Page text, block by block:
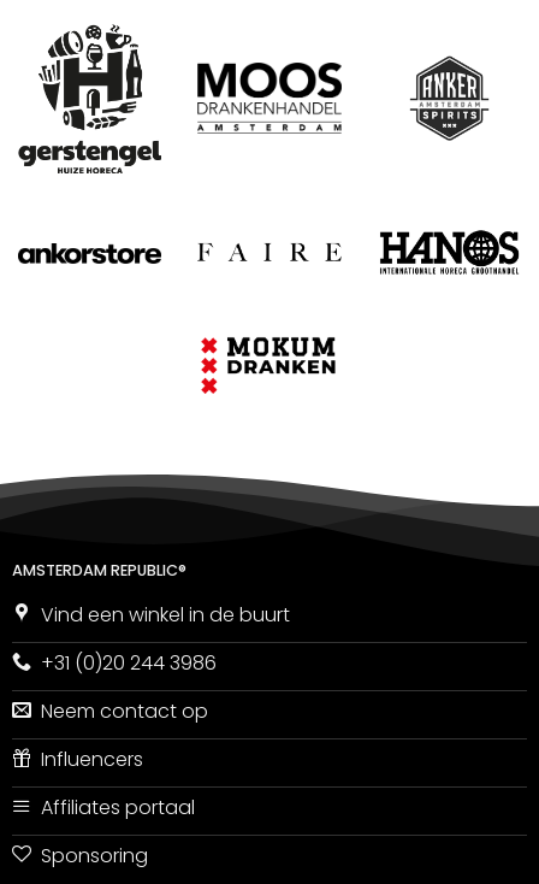
AMSTERDAM REPUBLIC®
Vind een winkel in de buurt
+31 (0)20 244 3986
Neem contact op
Influencers
Affiliates portaal
Sponsoring